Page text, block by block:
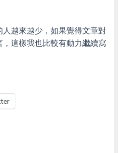
越來越少，如果覺得文章對
這樣我也比較有動力繼續寫